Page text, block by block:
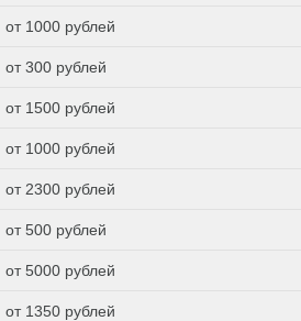
от 1000 рублей
от 300 рублей
от 1500 рублей
от 1000 рублей
от 2300 рублей
от 500 рублей
от 5000 рублей
от 1350 рублей